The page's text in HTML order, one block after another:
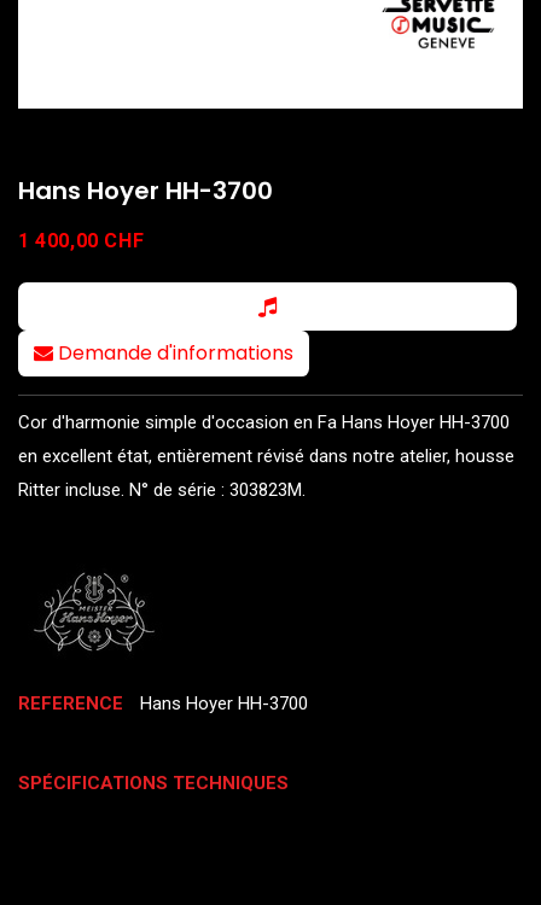
Hans Hoyer HH-3700
1 400,00 CHF
Demande d'informations
Cor d'harmonie simple d'occasion en Fa Hans Hoyer HH-3700
en excellent état, entièrement révisé dans notre atelier, housse
Ritter incluse. N° de série : 303823M.
REFERENCE Hans Hoyer HH-3700
SPÉCIFICATIONS TECHNIQUES